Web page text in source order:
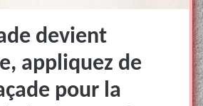
devient
appliquez de
pour la